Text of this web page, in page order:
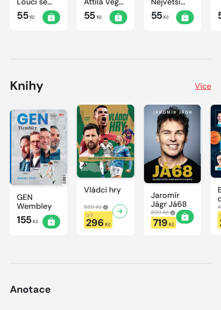
dravec
55Kč
vs. Karlos
Vémola
55Kč
okamžiky
českého
55Kč
Knihy Více
GEN
Wembley
155Kč
Vládci hry
599 Kč
od
296 Kč
Jaromír
Jágr Já68
899 Kč
719 Kč
Anotace